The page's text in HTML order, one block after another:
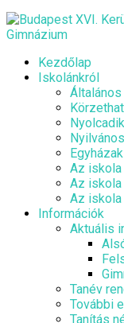
Kezdőlap
Iskolánkról
Az
Az
Az iskola
Információk
Aktuális
Tanév
További
Tanítás